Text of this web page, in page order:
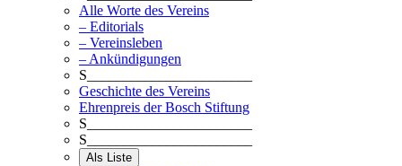
Alle Worte des Vereins
– Editorials
– Vereinsleben
– Ankündigungen
S_______________________
Geschichte des Vereins
Ehrenpreis der Bosch Stiftung
S_______________________
S_______________________
Als Liste